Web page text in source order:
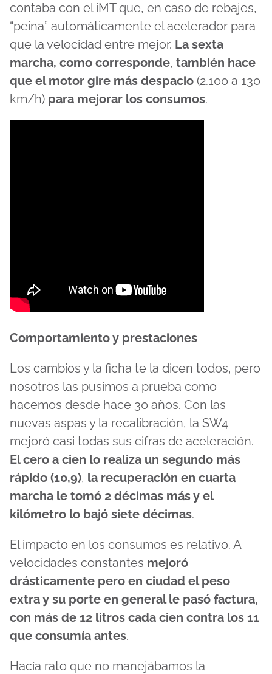
contaba con el iMT que, en caso de rebajes,
“peina” automáticamente el acelerador para
que la velocidad entre mejor. La sexta
marcha, como corresponde, también hace
que el motor gire más despacio (2.100 a 130
km/h) para mejorar los consumos.
Comportamiento y prestaciones
Los cambios y la ficha te la dicen todos, pero
nosotros las pusimos a prueba como
hacemos desde hace 30 años. Con las
nuevas aspas y la recalibración, la SW4
mejoró casi todas sus cifras de aceleración.
El cero a cien lo realiza un segundo más
rápido (10,9), la recuperación en cuarta
marcha le tomó 2 décimas más y el
kilómetro lo bajó siete décimas.
El impacto en los consumos es relativo. A
velocidades constantes mejoró
drásticamente pero en ciudad el peso
extra y su porte en general le pasó factura,
con más de 12 litros cada cien contra los 11
que consumía antes.
Hacía rato que no manejábamos la